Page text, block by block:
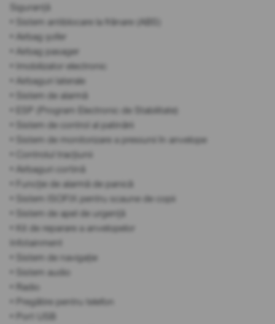
Siguranță
• Sistem antiblocare la frânare (ABS)
• Airbag șofer
• Airbag pasager
• Imobilizator electronic
• Airbaguri laterale
• Sistem de alarmă
• ESP (Program Electronic de Stabilitate)
• Sistem de control al patinării
• Sistem de monitorizare a presiunii în anvelope
• Controlul tracțiunii
• Airbaguri cortină
• Funcție de alarmă de panică
• Sistem ISOFIX pentru scaune de copii
• Sistem de apel de urgență
• Kit de reparare a anvelopelor
Infotainment
• Sistem de navigație
• Sistem audio
• Radio
• Pregătire pentru telefon
• Port USB